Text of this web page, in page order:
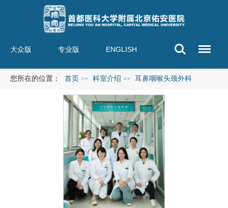
大众版 专业版 ENGLISH
您所在的位置： 首页 >> 科室介绍 >> 耳鼻咽喉头颈外科